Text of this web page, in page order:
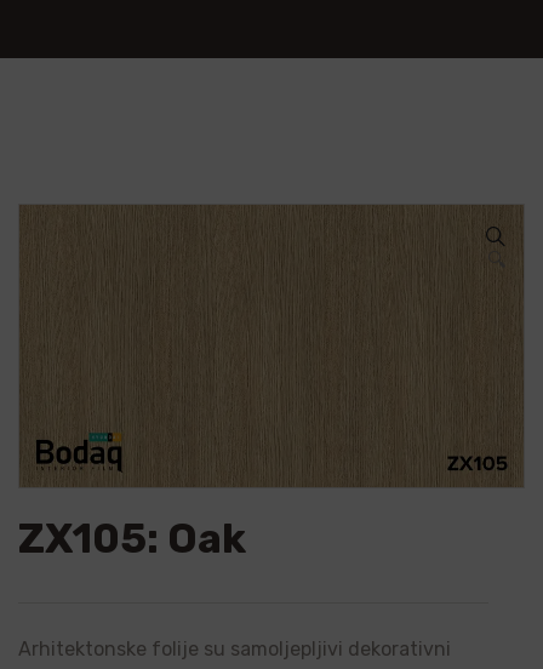
ZX105: Oak
Arhitektonske folije su samoljepljivi dekorativni